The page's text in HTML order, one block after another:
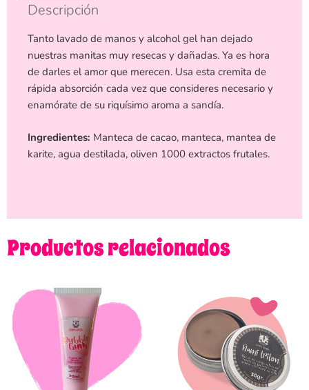
Descripción
Tanto lavado de manos y alcohol gel han dejado
nuestras manitas muy resecas y dañadas. Ya es hora
de darles el amor que merecen. Usa esta cremita de
rápida absorción cada vez que consideres necesario y
enamórate de su riquísimo aroma a sandía.
Ingredientes: Manteca de cacao, manteca, mantea de
karite, agua destilada, oliven 1000 extractos frutales.
Productos relacionados